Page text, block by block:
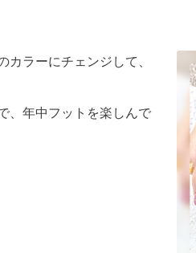
カラーにチェンジして、
、年中フットを楽しんで